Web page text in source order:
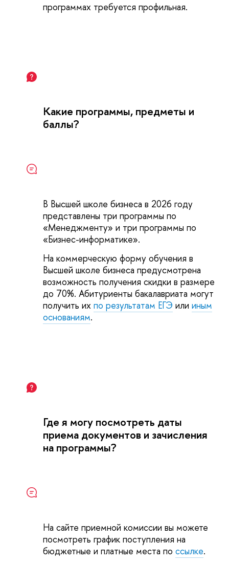
программах требуется профильная.
Какие программы, предметы и
баллы?
В Высшей школе бизнеса в 2026 году
представлены три программы по
«Менеджменту» и три программы по
«Бизнес-информатике».
На коммерческую форму обучения в
Высшей школе бизнеса предусмотрена
возможность получения скидки в размере
до 70%. Абитуриенты бакалавриата могут
получить их по результатам ЕГЭ или иным
основаниям.
Где я могу посмотреть даты
приема документов и зачисления
на программы?
На сайте приемной комиссии вы можете
посмотреть график поступления на
бюджетные и платные места по ссылке.